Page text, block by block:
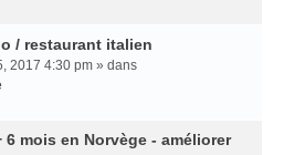
/ restaurant italien
2017 4:30 pm » dans
6 mois en Norvège - améliorer